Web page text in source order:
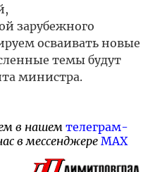
зарубежного
осваивать новые
темы будут
министра.
в нашем телеграм-
в мессенджере MAX